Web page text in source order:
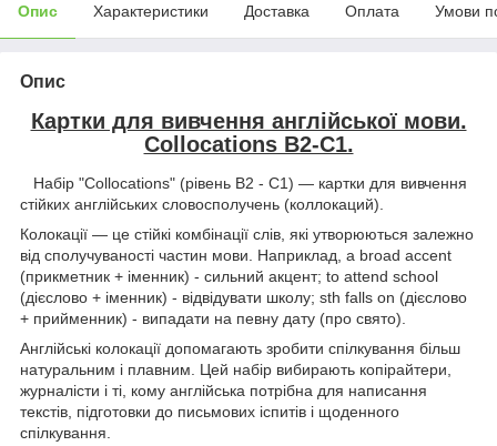
Опис Характеристики Доставка Оплата Умови
Опис
Картки для вивчення англійської мови.
Collocations B2-C1.
Набір "Collocations" (рівень В2 - С1) — картки для вивчення
стійких англійських словосполучень (коллокаций).
Колокації — це стійкі комбінації слів, які утворюються залежно
від сполучуваності частин мови. Наприклад, a broad accent
(прикметник + іменник) - сильний акцент; to attend school
(дієслово + іменник) - відвідувати школу; sth falls on (дієслово
+ прийменник) - випадати на певну дату (про свято).
Англійські колокації допомагають зробити спілкування більш
натуральним і плавним. Цей набір вибирають копірайтери,
журналісти і ті, кому англійська потрібна для написання
текстів, підготовки до письмових іспитів і щоденного
спілкування.